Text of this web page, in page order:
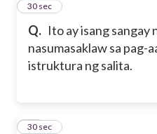
Q. Ito ay isang sangay
nasumasaklaw sa pag-
istruktura ng salita.
30
30 sec
31
30 sec